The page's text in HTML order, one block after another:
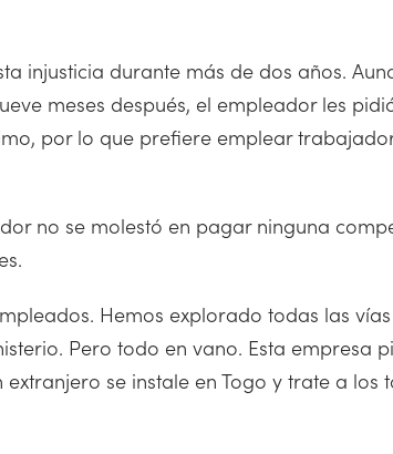
injusticia durante más de dos años.
meses después, el empleador les
por lo que prefiere emplear
no se molestó en pagar ninguna
Hemos explorado todas las
Pero todo en vano. Esta empresa
se instale en Togo y trate a los